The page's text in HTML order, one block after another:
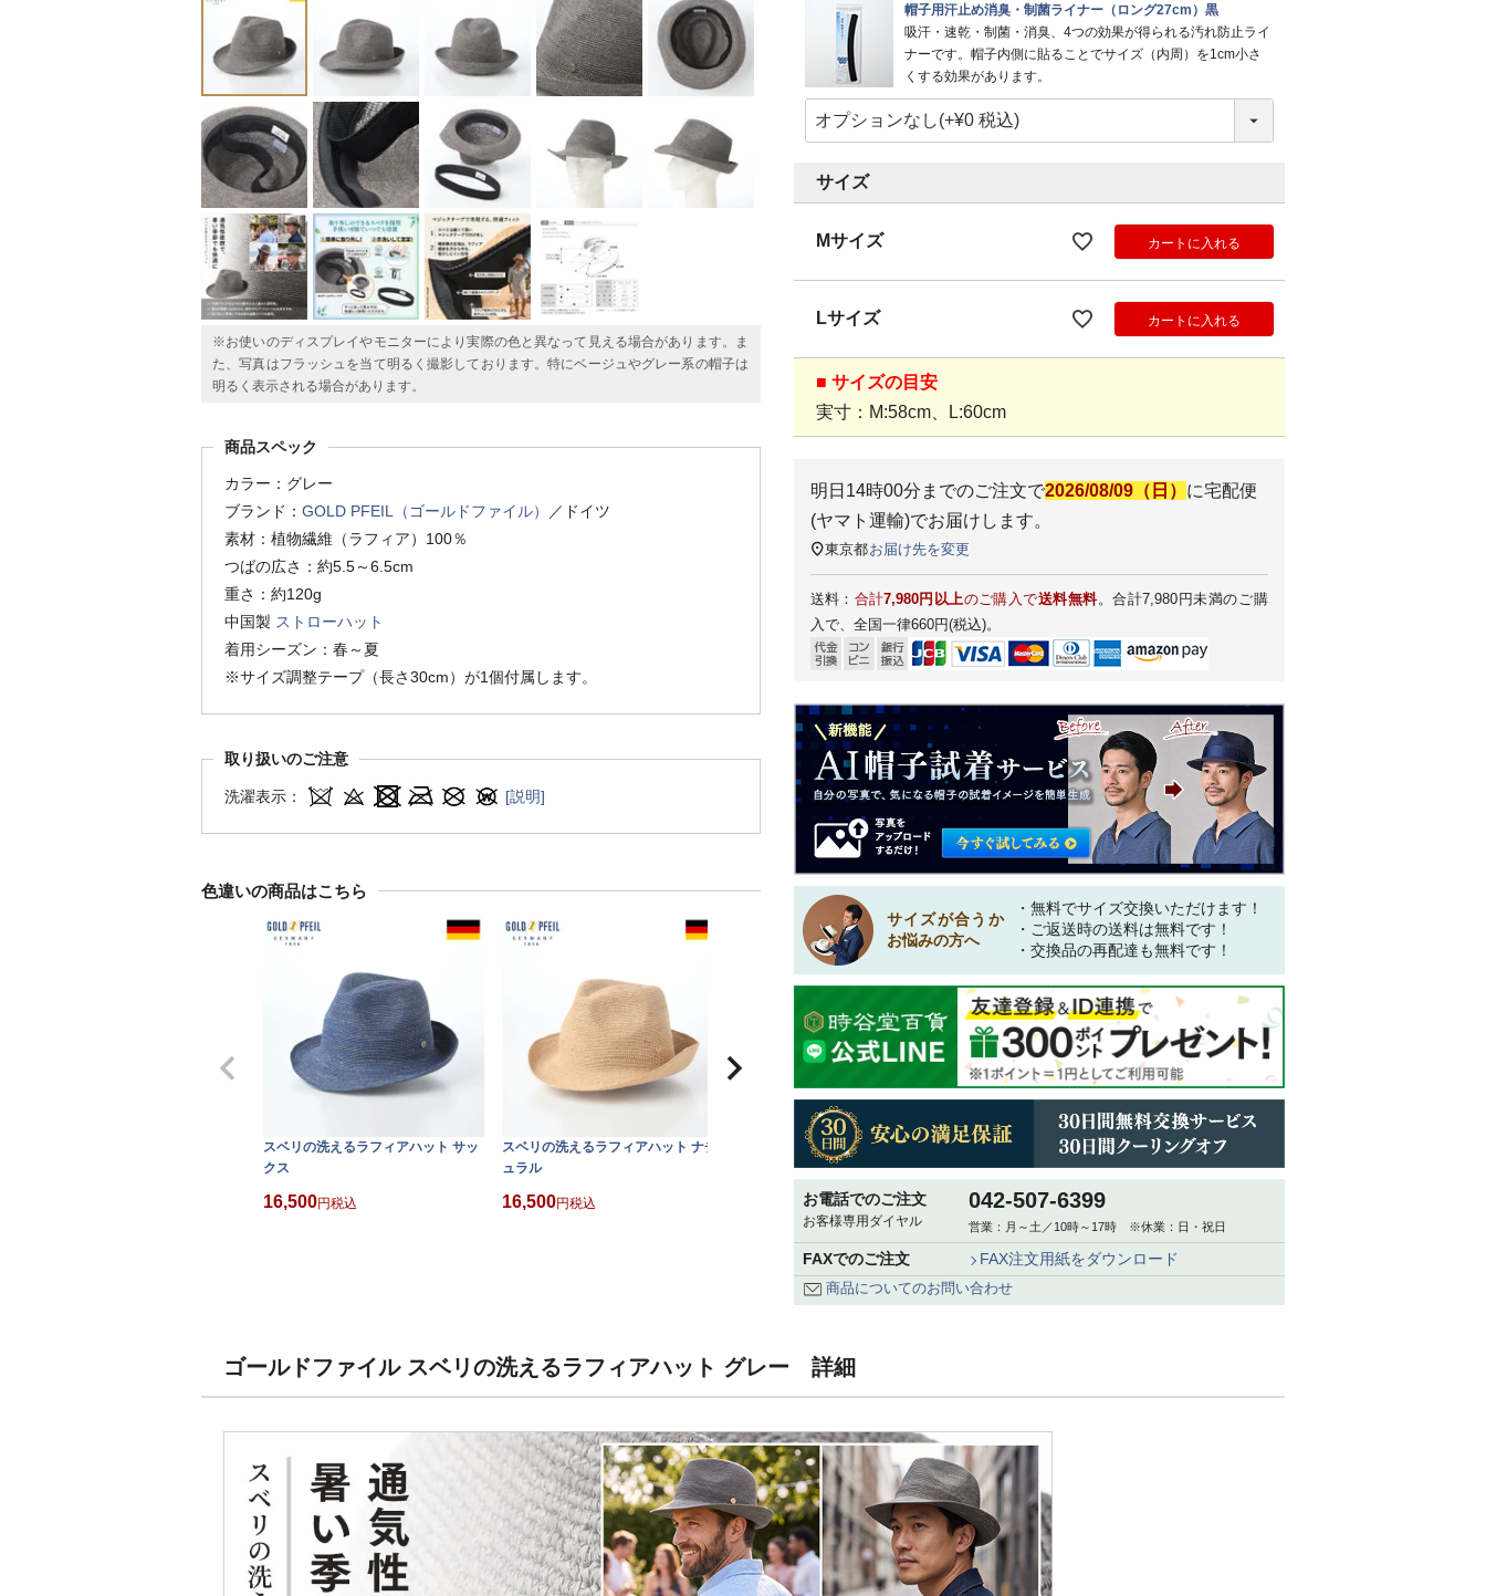
※お使いのディスプレイやモニターにより実際の色と異なって見える場合があります。ま
た、写真はフラッシュを当て明るく撮影しております。特にベージュやグレー系の帽子は
明るく表示される場合があります。
商品スペック
カラー：グレー
ブランド： GOLD PFEIL（ゴールドファイル）
／ドイツ
素材：植物繊維（ラフィア）100％
つばの広さ：約5.5～6.5cm
重さ：約120g
中国製 ストローハット
着用シーズン：春～夏
※サイズ調整テープ（長さ30cm）が1個付属します。
取り扱いのご注意
洗濯表示： [説明]
色違いの商品はこちら
スベリの洗えるラフィアハット サッ
クス
16,500 税込
スベリの洗えるラフィアハット ナチ
ュラル
16,500 税込
帽子用汗止め消臭・制菌ライナー（ロング27cm）黒
吸汗・速乾・制菌・消臭、4つの効果が得られる汚れ防止ライ
ナーです。帽子内側に貼ることでサイズ（内周）を1cm小さ
くする効果があります。
サイズ
Mサイズ カートに入れる
Lサイズ カートに入れる
■ サイズの目安
実寸：M:58cm、L:60cm
明日 14時00分 までのご注文で2026/08/09（日） に宅配便
(ヤマト運輸)でお届けします。
東京都お届け先を変更
送料： 合計7,980円以上のご購入で送料無料。合計7,980円未満のご購
入で、全国一律660円(税込)。
サイズが合うか
お悩みの方へ
・無料でサイズ交換いただけます！
・ご返送時の送料は無料です！
・交換品の再配達も無料です！
お電話でのご注文
お客様専用ダイヤル
042-507-6399
営業：月～土／10時～17時 ※休業：日・祝日
FAXでのご注文 FAX注文用紙をダウンロード
商品についてのお問い合わせ
ゴールドファイル スベリの洗えるラフィアハット グレー 詳細